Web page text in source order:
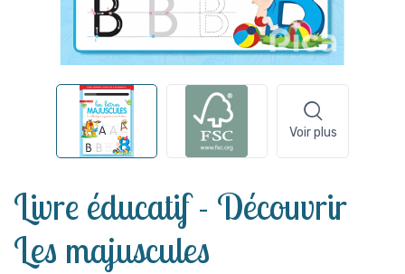
Voir plus
Livre éducatif - Découvrir
Les majuscules